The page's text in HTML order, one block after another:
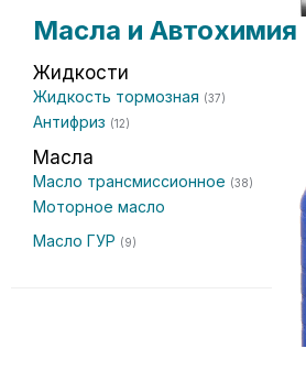
Масла и Автохимия
Жидкости
Жидкость тормозная (37)
Антифриз (12)
Масла
Масло трансмиссионное (38)
Моторное масло
Масло ГУР (9)